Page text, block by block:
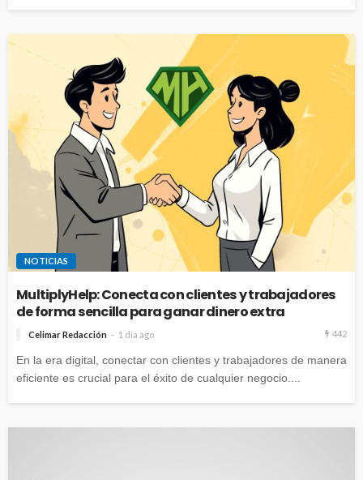
NOTICIAS
MultiplyHelp: Conecta con clientes y trabajadores
de forma sencilla para ganar dinero extra
Celimar Redacción 1 día ago 442
En la era digital, conectar con clientes y trabajadores de manera
eficiente es crucial para el éxito de cualquier negocio....